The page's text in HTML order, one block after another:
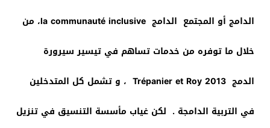
الدامج أو المجتمع الدامج la communauté inclusive، من
خلال ما توفره من خدمات تساهم في تيسير سيرورة
الدمج Trépanier et Roy 2013 ، و تشمل كل المتدخلين
في التربية الدامجة . لكن غياب مأسسة التنسيق في تنزيل